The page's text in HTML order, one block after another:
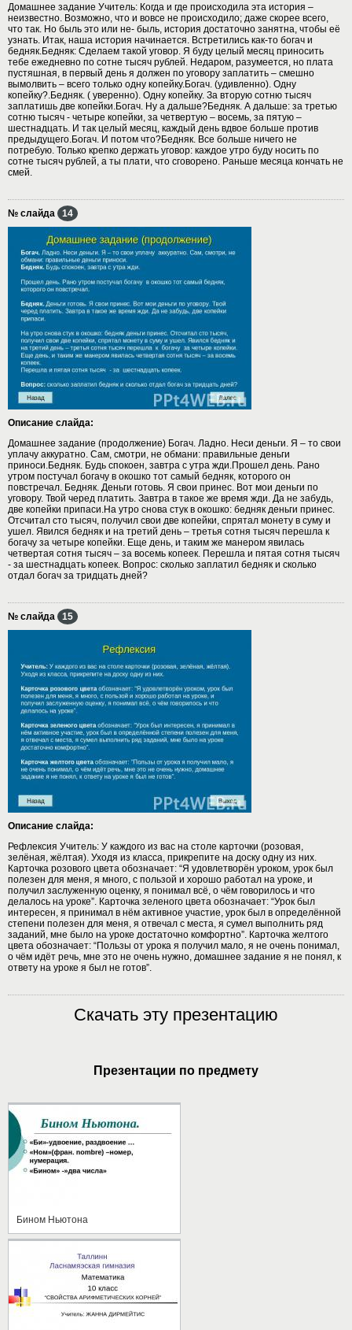
Домашнее задание Учитель: Когда и где происходила эта история –
неизвестно. Возможно, что и вовсе не происходило; даже скорее всего,
что так. Но быль это или не- быль, история достаточно занятна, чтобы её
узнать. Итак, наша история начинается. Встретились как-то богач и
бедняк.Бедняк: Сделаем такой уговор. Я буду целый месяц приносить
тебе ежедневно по сотне тысяч рублей. Недаром, разумеется, но плата
пустяшная, в первый день я должен по уговору заплатить – смешно
вымолвить – всего только одну копейку.Богач. (удивленно). Одну
копейку?.Бедняк. ( уверенно). Одну копейку. За вторую сотню тысяч
заплатишь две копейки.Богач. Ну а дальше?Бедняк. А дальше: за третью
сотню тысяч - четыре копейки, за четвертую – восемь, за пятую –
шестнадцать. И так целый месяц, каждый день вдвое больше против
предыдущего.Богач. И потом что?Бедняк. Все больше ничего не
потребую. Только крепко держать уговор: каждое утро буду носить по
сотне тысяч рублей, а ты плати, что сговорено. Раньше месяца кончать не
смей.
№ слайда 14
Описание слайда:
Домашнее задание (продолжение) Богач. Ладно. Неси деньги. Я – то свои
уплачу аккуратно. Сам, смотри, не обмани: правильные деньги
приноси.Бедняк. Будь спокоен, завтра с утра жди.Прошел день. Рано
утром постучал богачу в окошко тот самый бедняк, которого он
повстречал. Бедняк. Деньги готовь. Я свои принес. Вот мои деньги по
уговору. Твой черед платить. Завтра в такое же время жди. Да не забудь,
две копейки припаси.На утро снова стук в окошко: бедняк деньги принес.
Отсчитал сто тысяч, получил свои две копейки, спрятал монету в суму и
ушел. Явился бедняк и на третий день – третья сотня тысяч перешла к
богачу за четыре копейки. Еще день, и таким же манером явилась
четвертая сотня тысяч – за восемь копеек. Перешла и пятая сотня тысяч
- за шестнадцать копеек. Вопрос: сколько заплатил бедняк и сколько
отдал богач за тридцать дней?
№ слайда 15
Описание слайда:
Рефлексия Учитель: У каждого из вас на столе карточки (розовая,
зелёная, жёлтая). Уходя из класса, прикрепите на доску одну из них.
Карточка розового цвета обозначает: “Я удовлетворён уроком, урок был
полезен для меня, я много, с пользой и хорошо работал на уроке, и
получил заслуженную оценку, я понимал всё, о чём говорилось и что
делалось на уроке”. Карточка зеленого цвета обозначает: “Урок был
интересен, я принимал в нём активное участие, урок был в определённой
степени полезен для меня, я отвечал с места, я сумел выполнить ряд
заданий, мне было на уроке достаточно комфортно”. Карточка желтого
цвета обозначает: “Пользы от урока я получил мало, я не очень понимал,
о чём идёт речь, мне это не очень нужно, домашнее задание я не понял, к
ответу на уроке я был не готов”.
Скачать эту презентацию
Презентации по предмету
Бином Ньютона